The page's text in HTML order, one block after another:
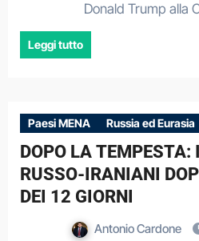
Donald Trump alla
Leggi tutto
Paesi MENA Russia ed Eurasia
DOPO LA TEMPESTA:
RUSSO-IRANIANI
DEI 12 GIORNI
Antonio Cardone